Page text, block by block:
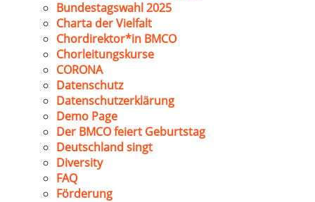
Bundestagswahl 2025
Charta der Vielfalt
Chordirektor*in BMCO
Chorleitungskurse
CORONA
Datenschutz
Datenschutzerklärung
Demo Page
Der BMCO feiert Geburtstag
Deutschland singt
Diversity
FAQ
Förderung